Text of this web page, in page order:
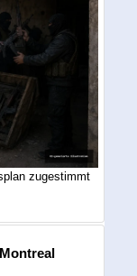
zugestimmt